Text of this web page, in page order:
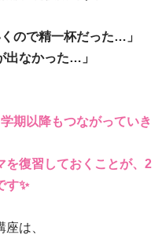
ので精一杯だった…」
出なかった…」
期以降もつながっていき
を復習しておくことが、2
す✨
は、